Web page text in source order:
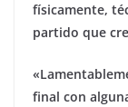
físicamente,
partido que
final con